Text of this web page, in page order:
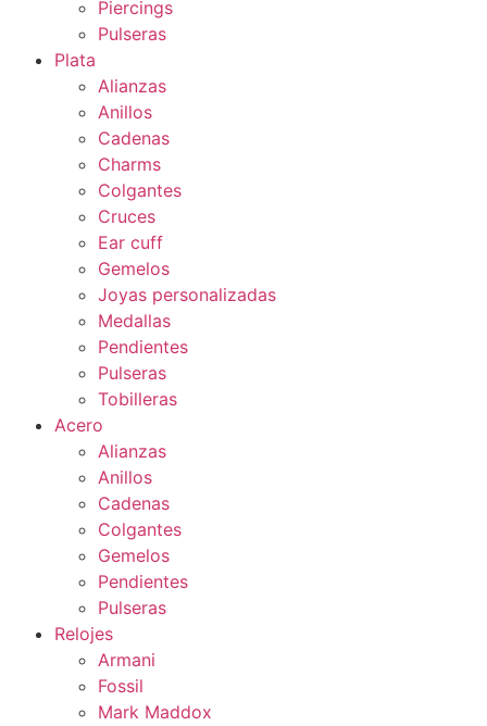
Piercings
Pulseras
Plata
Alianzas
Anillos
Cadenas
Charms
Colgantes
Cruces
Ear cuff
Gemelos
Joyas personalizadas
Medallas
Pendientes
Pulseras
Tobilleras
Acero
Alianzas
Anillos
Cadenas
Colgantes
Gemelos
Pendientes
Pulseras
Relojes
Armani
Fossil
Mark Maddox